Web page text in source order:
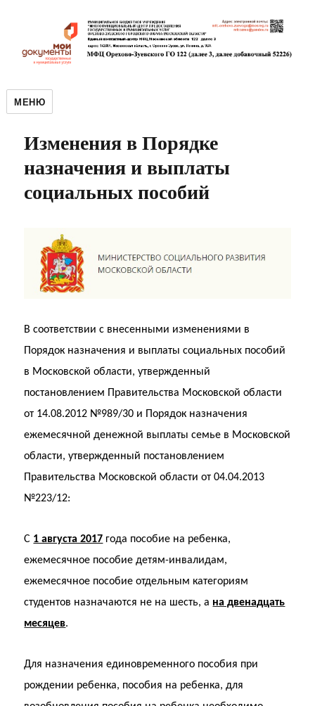
МЕНЮ
Изменения в Порядке
назначения и выплаты
социальных пособий
В соответствии с внесенными изменениями в
Порядок назначения и выплаты социальных пособий
в Московской области, утвержденный
постановлением Правительства Московской области
от 14.08.2012 №989/30 и Порядок назначения
ежемесячной денежной выплаты семье в Московской
области, утвержденный постановлением
Правительства Московской области от 04.04.2013
№223/12:
С 1 августа 2017 года пособие на ребенка,
ежемесячное пособие детям-инвалидам,
ежемесячное пособие отдельным категориям
студентов назначаются не на шесть, а на двенадцать
месяцев.
Для назначения единовременного пособия при
рождении ребенка, пособия на ребенка, для